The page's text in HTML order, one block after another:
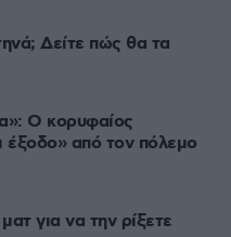
Δείτε πώς θα τα
Ο κορυφαίος
έξοδο» από τον πόλεμο
για να την ρίξετε